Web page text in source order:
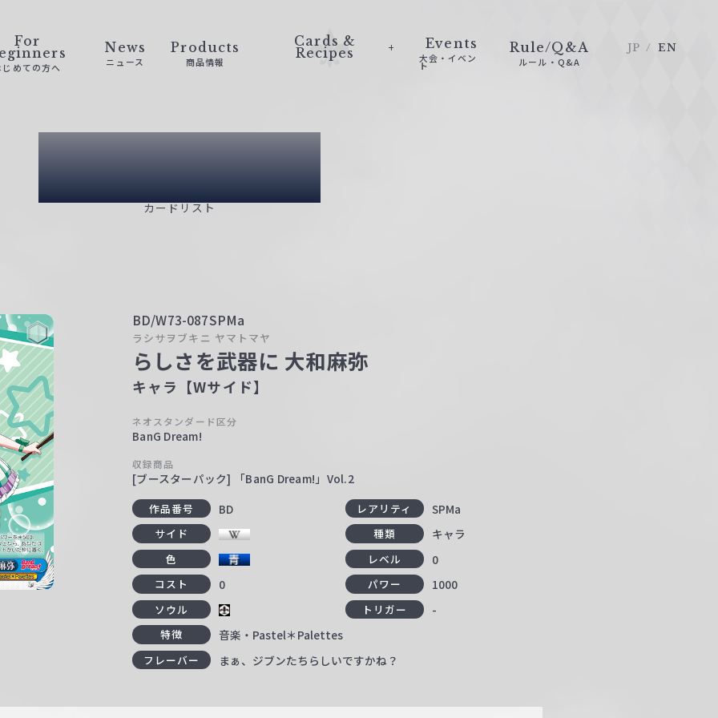
For
じめての方へ
News
ニュース
Products
商品情報
Cards &
Recipes
Events
大会・イベン
ト
Rule/Q&A
ルール・Q&A
JP EN
Card List
カードリスト
BD/W73-087SPMa
ラシサヲブキニ ヤマトマヤ
らしさを武器に 大和麻弥
キャラ【Wサイド】
ネオスタンダード区分
BanG Dream!
収録商品
[ブースターパック] 「BanG Dream!」Vol.2
作品番号 BD レアリティ SPMa
サイド 種類 キャラ
色 レベル 0
コスト 0 パワー 1000
ソウル トリガー -
特徴 音楽・Pastel＊Palettes
フレーバー まぁ、ジブンたちらしいですかね？